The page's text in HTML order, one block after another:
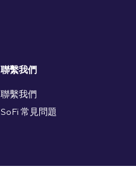
聯繫我們
聯繫我們
SoFi 常見問題